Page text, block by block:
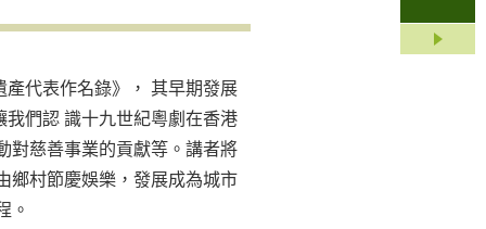
產代表作名錄》， 其早期發展
們認 識十九世紀粵劇在香港
對慈善事業的貢獻等。講者將
鄉村節慶娛樂，發展成為城市
。